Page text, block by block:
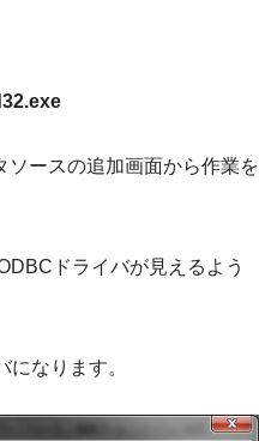
ソースの追加画面から作業を
ドライバが見えるよう
なります。